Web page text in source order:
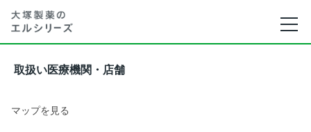
取扱い医療機関・店舗
マップを見る